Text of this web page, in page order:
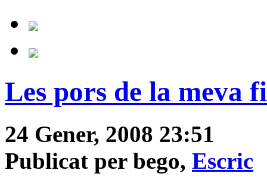
Les pors de la meva
24 Gener, 2008 23:51
Publicat per bego, Escric